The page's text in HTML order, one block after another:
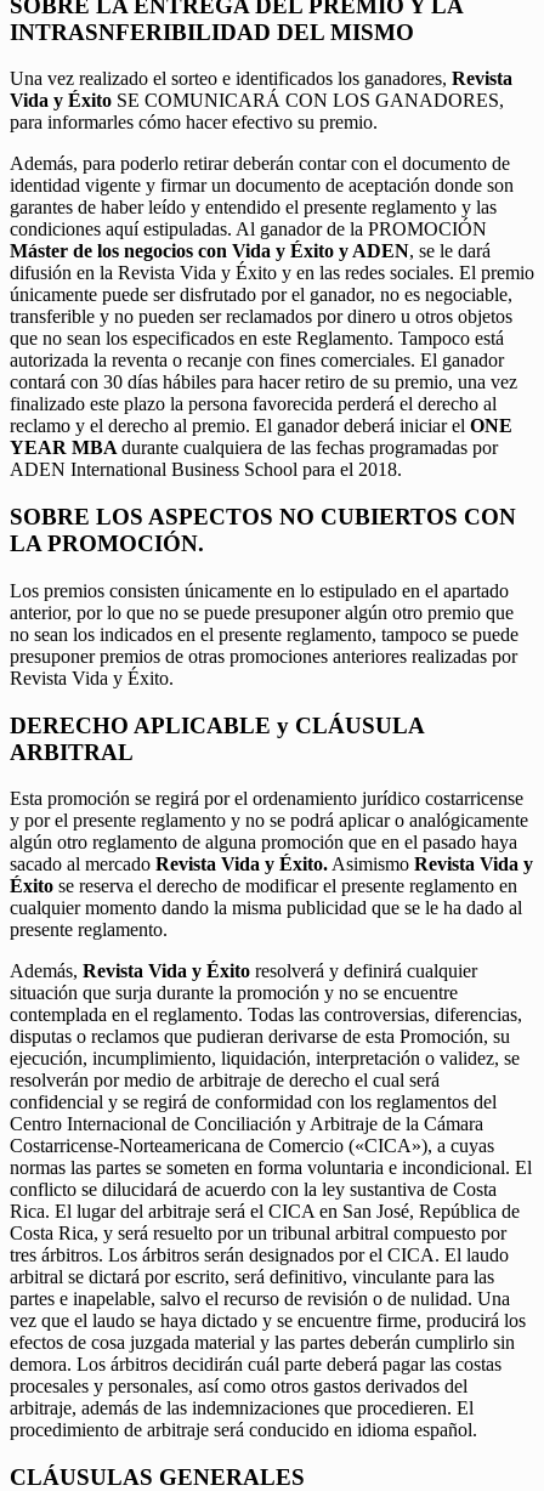
INTRASNFERIBILIDAD DEL MISMO
Una vez realizado el sorteo e identificados los ganadores, Revista
Vida y Éxito SE COMUNICARÁ CON LOS GANADORES,
para informarles cómo hacer efectivo su premio.
Además, para poderlo retirar deberán contar con el documento de
identidad vigente y firmar un documento de aceptación donde son
garantes de haber leído y entendido el presente reglamento y las
condiciones aquí estipuladas. Al ganador de la PROMOCIÓN
Máster de los negocios con Vida y Éxito y ADEN, se le dará
difusión en la Revista Vida y Éxito y en las redes sociales. El premio
únicamente puede ser disfrutado por el ganador, no es negociable,
transferible y no pueden ser reclamados por dinero u otros objetos
que no sean los especificados en este Reglamento. Tampoco está
autorizada la reventa o recanje con fines comerciales. El ganador
contará con 30 días hábiles para hacer retiro de su premio, una vez
finalizado este plazo la persona favorecida perderá el derecho al
reclamo y el derecho al premio. El ganador deberá iniciar el ONE
YEAR MBA durante cualquiera de las fechas programadas por
ADEN International Business School para el 2018.
SOBRE LOS ASPECTOS NO CUBIERTOS CON
LA PROMOCIÓN.
Los premios consisten únicamente en lo estipulado en el apartado
anterior, por lo que no se puede presuponer algún otro premio que
no sean los indicados en el presente reglamento, tampoco se puede
presuponer premios de otras promociones anteriores realizadas por
Revista Vida y Éxito.
DERECHO APLICABLE y CLÁUSULA
ARBITRAL
Esta promoción se regirá por el ordenamiento jurídico costarricense
y por el presente reglamento y no se podrá aplicar o analógicamente
algún otro reglamento de alguna promoción que en el pasado haya
sacado al mercado Revista Vida y Éxito. Asimismo Revista Vida y
Éxito se reserva el derecho de modificar el presente reglamento en
cualquier momento dando la misma publicidad que se le ha dado al
presente reglamento.
Además, Revista Vida y Éxito resolverá y definirá cualquier
situación que surja durante la promoción y no se encuentre
contemplada en el reglamento. Todas las controversias, diferencias,
disputas o reclamos que pudieran derivarse de esta Promoción, su
ejecución, incumplimiento, liquidación, interpretación o validez, se
resolverán por medio de arbitraje de derecho el cual será
confidencial y se regirá de conformidad con los reglamentos del
Centro Internacional de Conciliación y Arbitraje de la Cámara
Costarricense-Norteamericana de Comercio («CICA»), a cuyas
normas las partes se someten en forma voluntaria e incondicional. El
conflicto se dilucidará de acuerdo con la ley sustantiva de Costa
Rica. El lugar del arbitraje será el CICA en San José, República de
Costa Rica, y será resuelto por un tribunal arbitral compuesto por
tres árbitros. Los árbitros serán designados por el CICA. El laudo
arbitral se dictará por escrito, será definitivo, vinculante para las
partes e inapelable, salvo el recurso de revisión o de nulidad. Una
vez que el laudo se haya dictado y se encuentre firme, producirá los
efectos de cosa juzgada material y las partes deberán cumplirlo sin
demora. Los árbitros decidirán cuál parte deberá pagar las costas
procesales y personales, así como otros gastos derivados del
arbitraje, además de las indemnizaciones que procedieren. El
procedimiento de arbitraje será conducido en idioma español.
CLÁUSULAS GENERALES